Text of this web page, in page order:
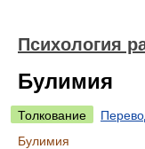
Психология
Булимия
Толкование
Булимия